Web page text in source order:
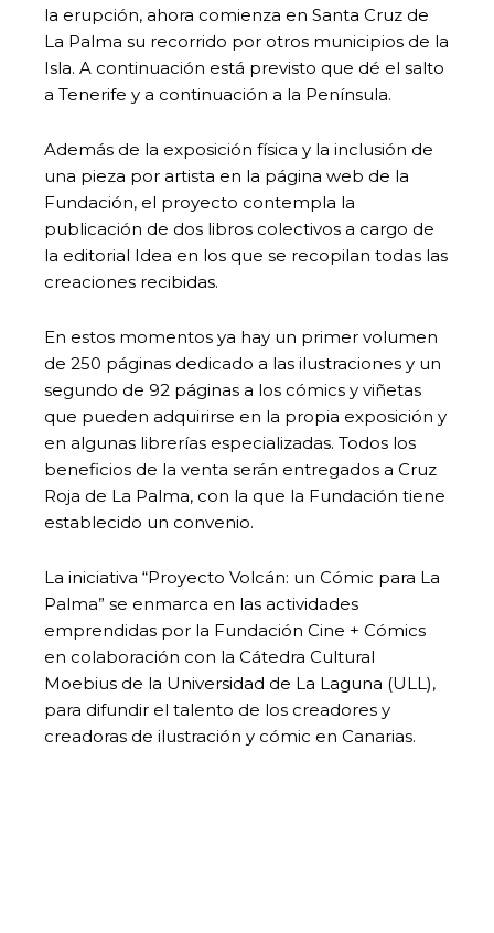
la erupción, ahora comienza en Santa Cruz de
La Palma su recorrido por otros municipios de la
Isla. A continuación está previsto que dé el salto
a Tenerife y a continuación a la Península.
Además de la exposición física y la inclusión de
una pieza por artista en la página web de la
Fundación, el proyecto contempla la
publicación de dos libros colectivos a cargo de
la editorial Idea en los que se recopilan todas las
creaciones recibidas.
En estos momentos ya hay un primer volumen
de 250 páginas dedicado a las ilustraciones y un
segundo de 92 páginas a los cómics y viñetas
que pueden adquirirse en la propia exposición y
en algunas librerías especializadas. Todos los
beneficios de la venta serán entregados a Cruz
Roja de La Palma, con la que la Fundación tiene
establecido un convenio.
La iniciativa “Proyecto Volcán: un Cómic para La
Palma” se enmarca en las actividades
emprendidas por la Fundación Cine + Cómics
en colaboración con la Cátedra Cultural
Moebius de la Universidad de La Laguna (ULL),
para difundir el talento de los creadores y
creadoras de ilustración y cómic en Canarias.